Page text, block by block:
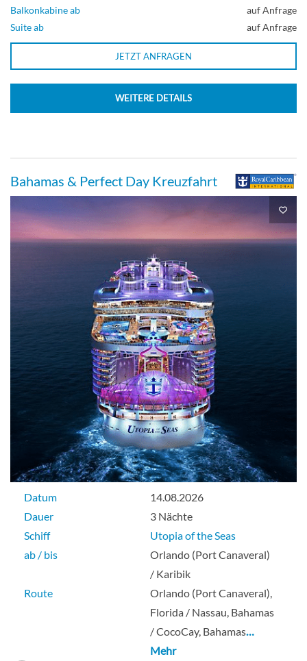
Balkonkabine ab
auf Anfrage
Suite ab
auf Anfrage
JETZT ANFRAGEN
WEITERE DETAILS
Bahamas & Perfect Day Kreuzfahrt
Datum
14.08.2026
Dauer
3 Nächte
Schiff
Utopia of the Seas
ab / bis
Orlando (Port Canaveral)
/ Karibik
Route
Orlando (Port Canaveral),
Florida / Nassau, Bahamas
/ CocoCay, Bahamas…
Mehr